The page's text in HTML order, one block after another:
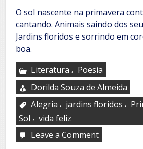
O sol nascente na primavera
cantando. Animais saindo dos
Jardins floridos e sorrindo em
boa.
Literatura , Poesia
Dorilda Souza de Almeida
Alegria , jardins floridos ,
Sol , vida feliz
Leave a Commenton